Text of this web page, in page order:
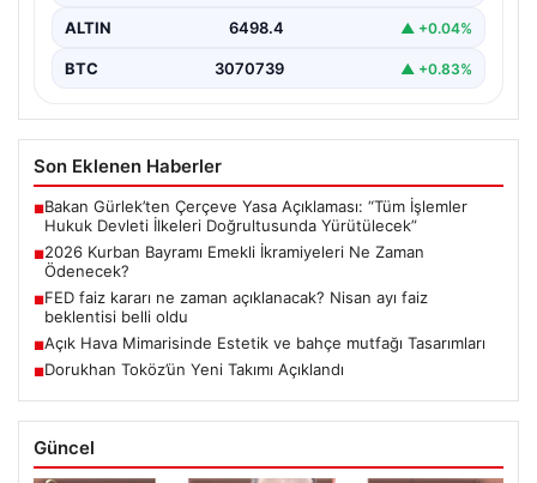
ALTIN 6498.4 ▲ +0.04%
BTC 3070739 ▲ +0.83%
Son Eklenen Haberler
■Bakan Gürlek’ten Çerçeve Yasa Açıklaması: “Tüm İşlemler
Hukuk Devleti İlkeleri Doğrultusunda Yürütülecek”
■2026 Kurban Bayramı Emekli İkramiyeleri Ne Zaman
Ödenecek?
■FED faiz kararı ne zaman açıklanacak? Nisan ayı faiz
beklentisi belli oldu
■Açık Hava Mimarisinde Estetik ve bahçe mutfağı Tasarımları
■Dorukhan Toköz’ün Yeni Takımı Açıklandı
Güncel